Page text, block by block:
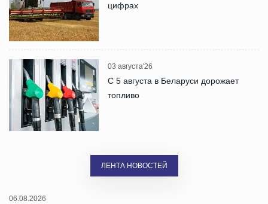
цифрах
03 августа'26
С 5 августа в Беларуси дорожает
топливо
ЛЕНТА НОВОСТЕЙ
06.08.2026